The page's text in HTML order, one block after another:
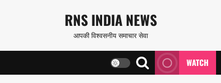
content
RNS INDIA NEWS
आपकी विश्वसनीय समाचार सेवा
WATCH